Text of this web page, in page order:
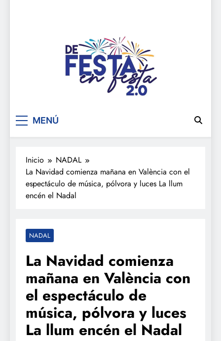
De festa en festa 2.0
MENÚ
Inicio
NADAL
La Navidad comienza mañana en València con el
espectáculo de música, pólvora y luces La llum
encén el Nadal
NADAL
La Navidad comienza
mañana en València con
el espectáculo de
música, pólvora y luces
La llum encén el Nadal